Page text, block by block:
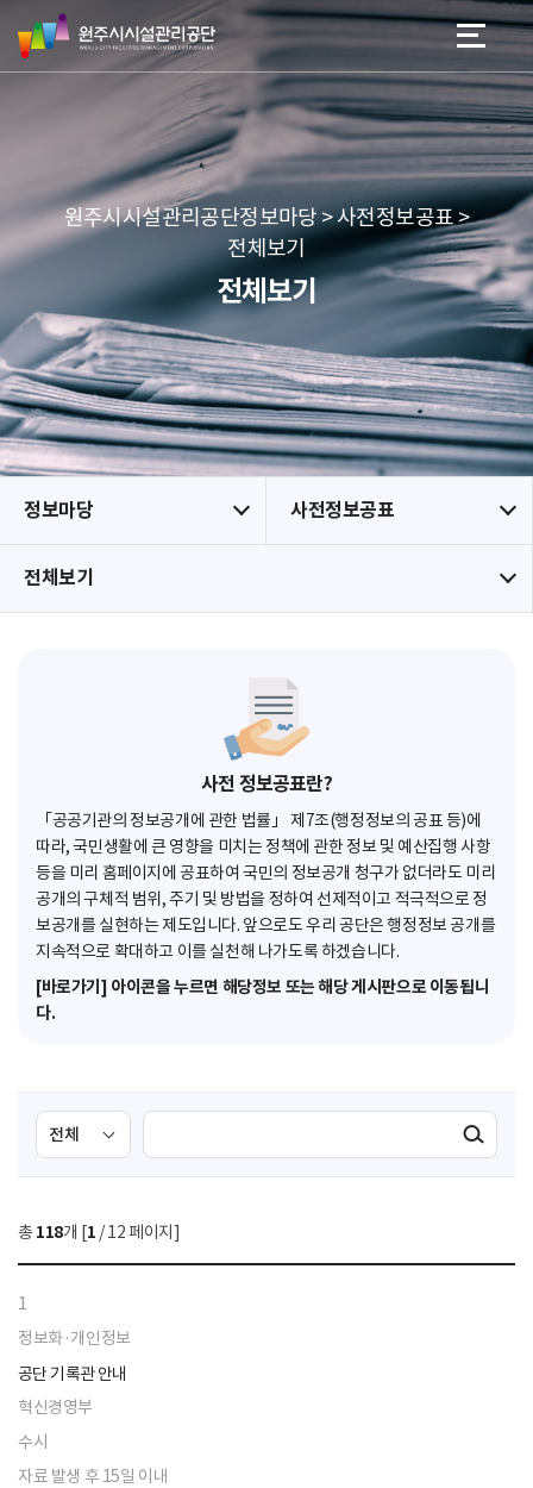
네
본문 바로가기
메뉴 바로가기
원
주
시
리
공
단
원주시시설관리공단정보마당 > 사전정보공표 >
전체보기
전체보기
정보마당 사전정보공표
전체보기
사전 정보공표란?
「공공기관의 정보공개에 관한 법률」 제7조(행정정보의 공표 등)에
따라, 국민생활에 큰 영향을 미치는 정책에 관한 정보 및 예산집행 사항
등을 미리 홈페이지에 공표하여 국민의 정보공개 청구가 없더라도 미리
공개의 구체적 범위, 주기 및 방법을 정하여 선제적이고 적극적으로 정
보공개를 실현하는 제도입니다. 앞으로도 우리 공단은 행정정보 공개를
지속적으로 확대하고 이를 실천해 나가도록 하겠습니다.
[바로가기] 아이콘을 누르면 해당정보 또는 해당 게시판으로 이동됩니
다.
검
색
선
택
색
검색실행
총 118개 [1 / 12 페이지]
1
정보화·개인정보
공단 기록관 안내
혁신경영부
수시
자료 발생 후 15일 이내